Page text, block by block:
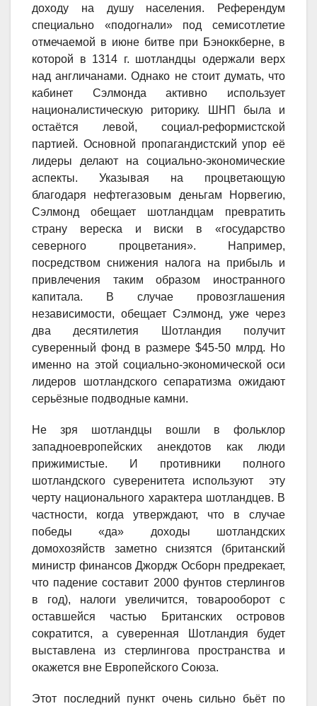
доходу на душу населения. Референдум
специально «подогнали» под семисотлетие
отмечаемой в июне битве при Бэноккберне, в
которой в 1314 г. шотландцы одержали верх
над англичанами. Однако не стоит думать, что
кабинет Сэлмонда активно использует
националистическую риторику. ШНП была и
остаётся левой, социал-реформистской
партией. Основной пропагандистский упор её
лидеры делают на социально-экономические
аспекты. Указывая на процветающую
благодаря нефтегазовым деньгам Норвегию,
Сэлмонд обещает шотландцам превратить
страну вереска и виски в «государство
северного процветания». Например,
посредством снижения налога на прибыль и
привлечения таким образом иностранного
капитала. В случае провозглашения
независимости, обещает Сэлмонд, уже через
два десятилетия Шотландия получит
суверенный фонд в размере $45-50 млрд. Но
именно на этой социально-экономической оси
лидеров шотландского сепаратизма ожидают
серьёзные подводные камни.
Не зря шотландцы вошли в фольклор
западноевропейских анекдотов как люди
прижимистые. И противники полного
шотландского суверенитета используют эту
черту национального характера шотландцев. В
частности, когда утверждают, что в случае
победы «да» доходы шотландских
домохозяйств заметно снизятся (британский
министр финансов Джордж Осборн предрекает,
что падение составит 2000 фунтов стерлингов
в год), налоги увеличится, товарооборот с
оставшейся частью Британских островов
сократится, а суверенная Шотландия будет
выставлена из стерлингова пространства и
окажется вне Европейского Союза.
Этот последний пункт очень сильно бьёт по